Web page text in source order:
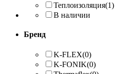
Теплоизоляция(1)
В наличии
Бренд
K-FLEX(0)
K-FONIK(0)